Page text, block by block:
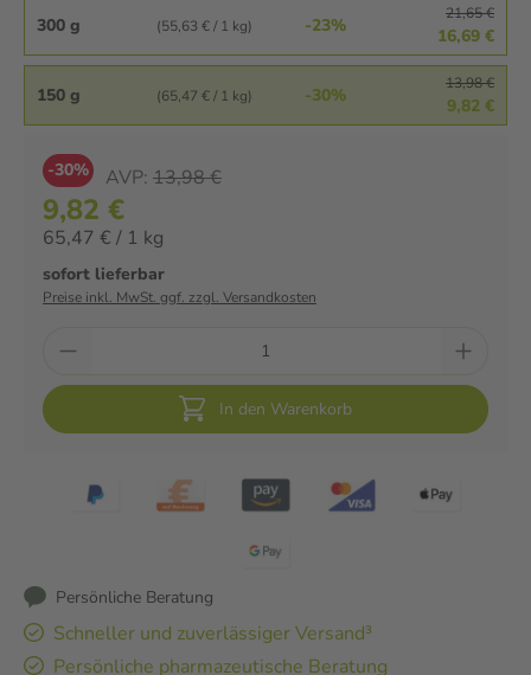
300 g (55,63 € / 1 kg) -23%
21,65 €
16,69 €
150 g (65,47 € / 1 kg) -30%
13,98 €
9,82 €
-30% AVP: 13,98 €
9,82 €
65,47 € / 1 kg
sofort lieferbar
Preise inkl. MwSt. ggf. zzgl. Versandkosten
In den Warenkorb
Persönliche Beratung
Schneller und zuverlässiger Versand³
Persönliche pharmazeutische Beratung